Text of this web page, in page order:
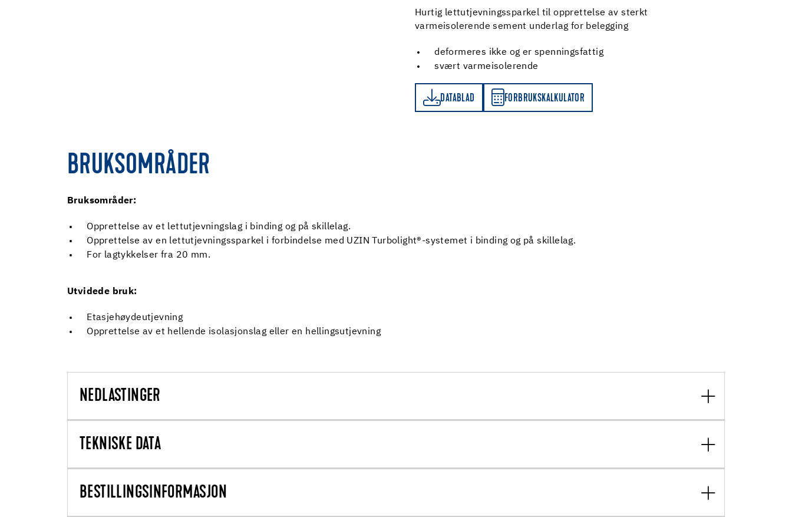
Hurtig lettutjevningssparkel til opprettelse av sterkt
varmeisolerende sement underlag for belegging
deformeres ikke og er spenningsfattig
svært varmeisolerende
DATABLAD FORBRUKSKALKULATOR
FORBRUKSKALKULATOR
BRUKSOMRÅDER
Bruksområder:
Opprettelse av et lettutjevningslag i binding og på skillelag.
Opprettelse av en lettutjevningssparkel i forbindelse med UZIN Turbolight®-systemet i binding og på skillelag.
For lagtykkelser fra 20 mm.
Utvidede bruk:
Etasjehøydeutjevning
Opprettelse av et hellende isolasjonslag eller en hellingsutjevning
NEDLASTINGER
TEKNISKE DATA
BESTILLINGSINFORMASJON